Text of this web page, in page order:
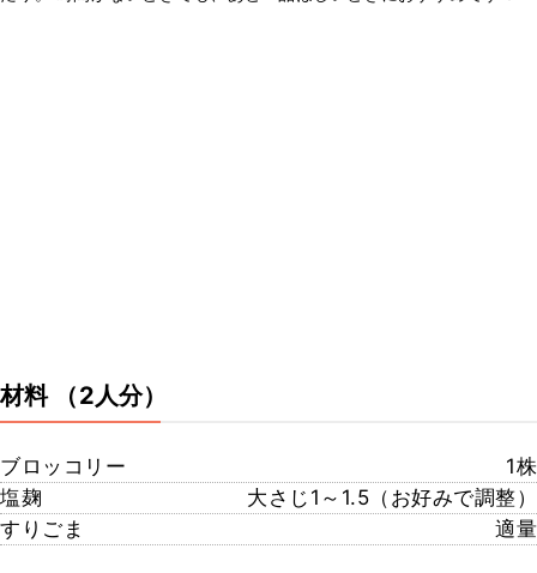
材料 （2人分）
ブロッコリー
1株
塩麹
大さじ1～1.5（お好みで調整）
すりごま
適量